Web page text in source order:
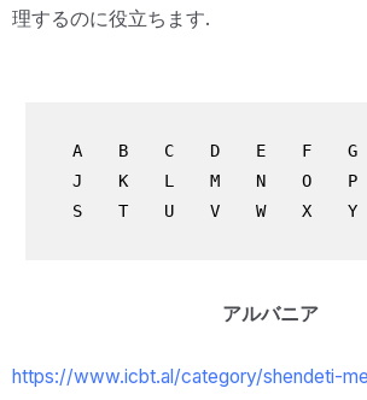
理するのに役立ちます.
A B C D E F G
J
K L M N O P
S
T U V W X Y
アルバニア
https://www.icbt.al/category/shendeti-